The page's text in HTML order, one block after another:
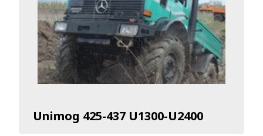
Unimog 425-437 U1300-U2400